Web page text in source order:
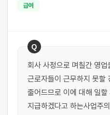
급여
Q
회사 사정으로 며칠간 영
근로자들이 근무하지 못할
줄어드므로 이에 대해 일
지급하겠다고 하는사업주